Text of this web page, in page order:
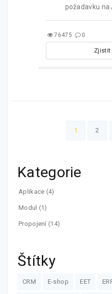
požadavku na
76475 0
Zjistit
1 2
Kategorie
Aplikace (4)
Modul (1)
Propojení (14)
Štítky
CRM E-shop EET